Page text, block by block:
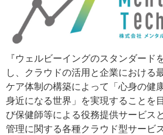
『ウェルビーイングのスタンダード
し、クラウドの活用と企業における
ケア体制の構築によって「心身の健
身近になる世界」を実現することを
び保健師等による役務提供サービス
管理に関する各種クラウド型サービ